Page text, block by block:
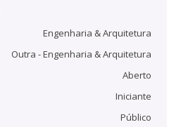
Engenharia & Arquitetura
Outra - Engenharia & Arquitetura
Aberto
Iniciante
Público